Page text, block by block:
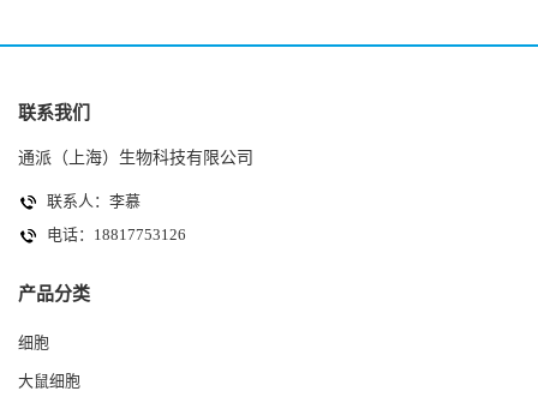
联系我们
通派（上海）生物科技有限公司
联系人：李慕
电话：18817753126
产品分类
细胞
大鼠细胞